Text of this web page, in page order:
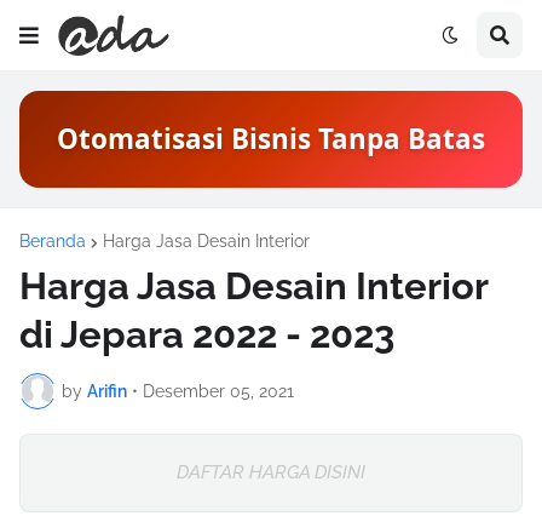
Otomatisasi Bisnis Tanpa Batas
Beranda Harga Jasa Desain Interior
Harga Jasa Desain Interior
di Jepara 2022 - 2023
by Arifin • Desember 05, 2021
DAFTAR HARGA DISINI